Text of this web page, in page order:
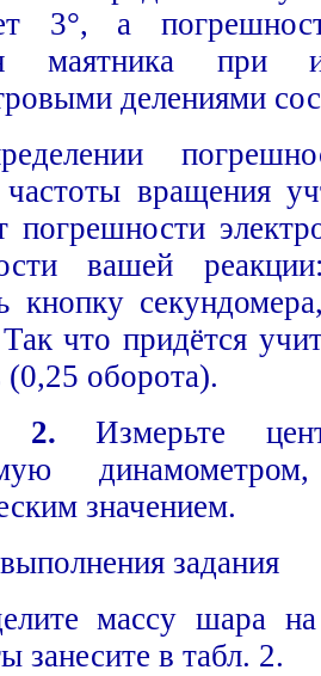
3°, а
маятника при
делениями
частоты вращения
погрешности
вашей
кнопку
что придётся
(0,25 оборота).
2. Измерьте
значением.
задания
массу шара
занесите в табл. 2.